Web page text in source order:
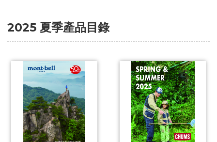
2025 夏季產品目錄